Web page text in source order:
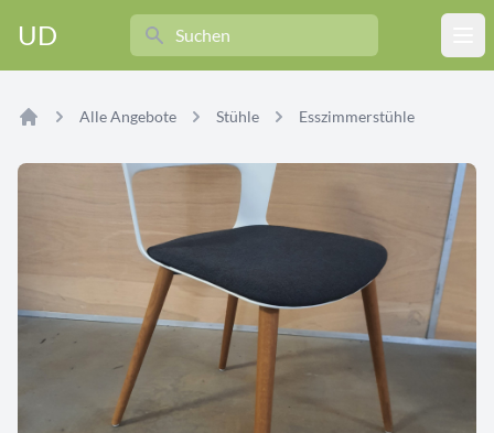
UD
Search
Alle Angebote Stühle Esszimmerstühle